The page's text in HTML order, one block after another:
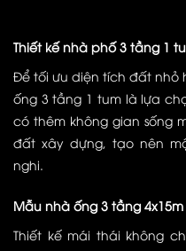
Thiết kế nhà phố 3 tầng 1
Để tối ưu diện tích đất nhỏ
ống 3 tầng 1 tum là lựa
có thêm không gian sống
đất xây dựng, tạo nên
nghi.
Mẫu nhà ống 3 tầng
Thiết kế mái thái không